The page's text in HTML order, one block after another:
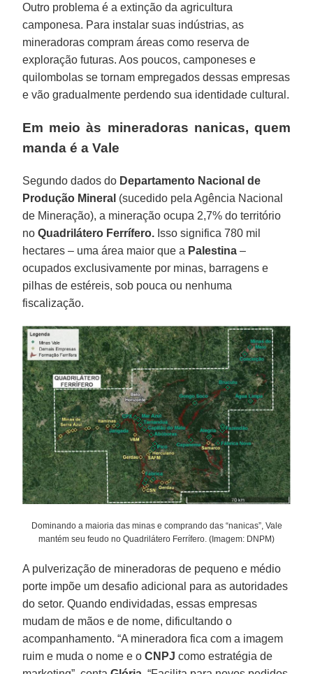
Outro problema é a extinção da agricultura
camponesa. Para instalar suas indústrias, as
mineradoras compram áreas como reserva de
exploração futuras. Aos poucos, camponeses e
quilombolas se tornam empregados dessas empresas
e vão gradualmente perdendo sua identidade cultural.
Em meio às mineradoras nanicas, quem
manda é a Vale
Segundo dados do Departamento Nacional de
Produção Mineral (sucedido pela Agência Nacional
de Mineração), a mineração ocupa 2,7% do território
noQuadrilátero Ferrífero. Isso significa 780 mil
hectares – uma área maior que a Palestina –
ocupados exclusivamente por minas, barragens e
pilhas de estéreis, sob pouca ou nenhuma
fiscalização.
Dominando a maioria das minas e comprando das “nanicas”, Vale
mantém seu feudo no Quadrilátero Ferrífero. (Imagem: DNPM)
A pulverização de mineradoras de pequeno e médio
porte impõe um desafio adicional para as autoridades
do setor. Quando endividadas, essas empresas
mudam de mãos e de nome, dificultando o
acompanhamento. “A mineradora fica com a imagem
ruim e muda o nome e oCNPJ como estratégia de